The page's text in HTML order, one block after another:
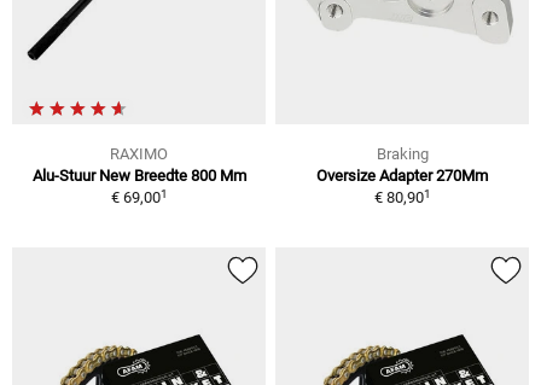
RAXIMO
Alu-Stuur New Breedte 800 Mm
€ 69,001
Braking
Oversize Adapter 270Mm
€ 80,901